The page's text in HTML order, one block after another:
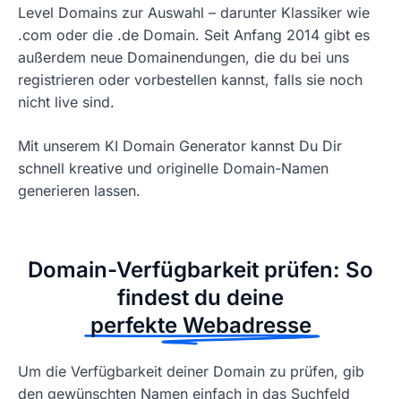
Level Domains zur Auswahl – darunter Klassiker wie
.com oder die .de Domain. Seit Anfang 2014 gibt es
außerdem neue Domainendungen, die du bei uns
registrieren oder vorbestellen kannst, falls sie noch
nicht live sind.
Mit unserem KI Domain Generator kannst Du Dir
schnell kreative und originelle Domain-Namen
generieren lassen.
Domain-Verfügbarkeit prüfen: So
findest du deine
perfekte Webadresse
Um die Verfügbarkeit deiner Domain zu prüfen, gib
den gewünschten Namen einfach in das Suchfeld